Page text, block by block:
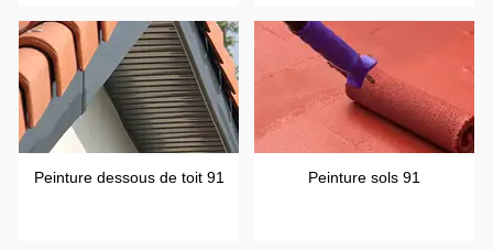
Peinture dessous de toit 91 Peinture sols 91